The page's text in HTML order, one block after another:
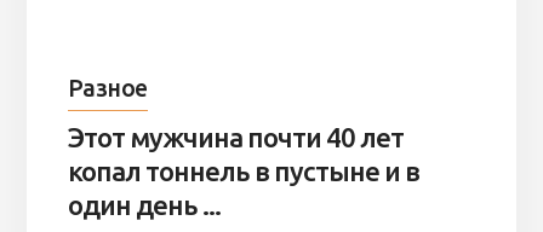
Разное
Этот мужчина почти 40 лет
копал тоннель в пустыне и в
один день ...